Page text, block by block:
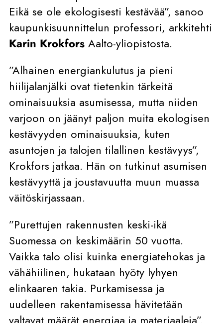
Eikä se ole ekologisesti kestävää”, sanoo
kaupunkisuunnittelun professori, arkkitehti
Karin Krokfors Aalto-yliopistosta.
”Alhainen energiankulutus ja pieni
hiilijalanjälki ovat tietenkin tärkeitä
ominaisuuksia asumisessa, mutta niiden
varjoon on jäänyt paljon muita ekologisen
kestävyyden ominaisuuksia, kuten
asuntojen ja talojen tilallinen kestävyys”,
Krokfors jatkaa. Hän on tutkinut asumisen
kestävyyttä ja joustavuutta muun muassa
väitöskirjassaan.
”Purettujen rakennusten keski-ikä
Suomessa on keskimäärin 50 vuotta.
Vaikka talo olisi kuinka energiatehokas ja
vähähiilinen, hukataan hyöty lyhyen
elinkaaren takia. Purkamisessa ja
uudelleen rakentamisessa hävitetään